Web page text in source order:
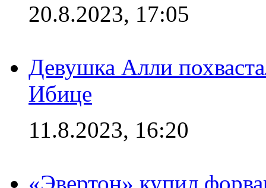
20.8.2023, 17:05
Девушка Алли
Ибице
11.8.2023, 16:20
«Эвертон» купил